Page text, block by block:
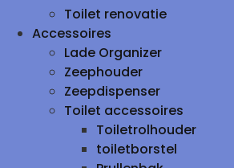
Toilet renovatie
Accessoires
Lade Organizer
Zeephouder
Zeepdispenser
Toilet accessoires
Toiletrolhouder
toiletborstel